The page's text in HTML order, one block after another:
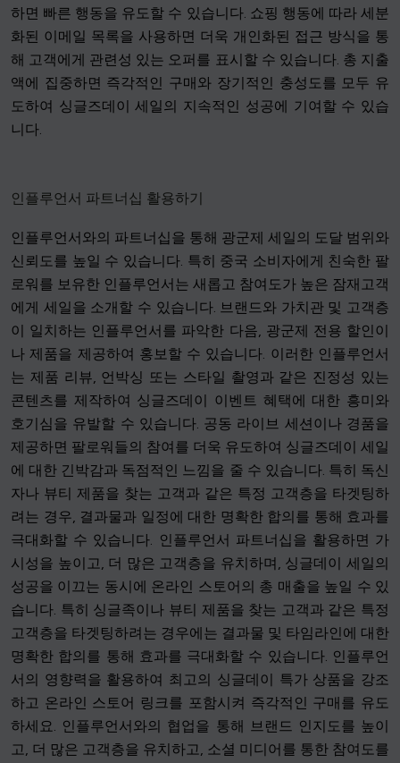
하면 빠른 행동을 유도할 수 있습니다. 쇼핑 행동에 따라 세분
화된 이메일 목록을 사용하면 더욱 개인화된 접근 방식을 통
해 고객에게 관련성 있는 오퍼를 표시할 수 있습니다. 총 지출
액에 집중하면 즉각적인 구매와 장기적인 충성도를 모두 유
도하여 싱글즈데이 세일의 지속적인 성공에 기여할 수 있습
니다.
인플루언서 파트너십 활용하기
인플루언서와의 파트너십을 통해 광군제 세일의 도달 범위와
신뢰도를 높일 수 있습니다. 특히 중국 소비자에게 친숙한 팔
로워를 보유한 인플루언서는 새롭고 참여도가 높은 잠재고객
에게 세일을 소개할 수 있습니다. 브랜드와 가치관 및 고객층
이 일치하는 인플루언서를 파악한 다음, 광군제 전용 할인이
나 제품을 제공하여 홍보할 수 있습니다. 이러한 인플루언서
는 제품 리뷰, 언박싱 또는 스타일 촬영과 같은 진정성 있는
콘텐츠를 제작하여 싱글즈데이 이벤트 혜택에 대한 흥미와
호기심을 유발할 수 있습니다. 공동 라이브 세션이나 경품을
제공하면 팔로워들의 참여를 더욱 유도하여 싱글즈데이 세일
에 대한 긴박감과 독점적인 느낌을 줄 수 있습니다. 특히 독신
자나 뷰티 제품을 찾는 고객과 같은 특정 고객층을 타겟팅하
려는 경우, 결과물과 일정에 대한 명확한 합의를 통해 효과를
극대화할 수 있습니다. 인플루언서 파트너십을 활용하면 가
시성을 높이고, 더 많은 고객층을 유치하며, 싱글데이 세일의
성공을 이끄는 동시에 온라인 스토어의 총 매출을 높일 수 있
습니다. 특히 싱글족이나 뷰티 제품을 찾는 고객과 같은 특정
고객층을 타겟팅하려는 경우에는 결과물 및 타임라인에 대한
명확한 합의를 통해 효과를 극대화할 수 있습니다. 인플루언
서의 영향력을 활용하여 최고의 싱글데이 특가 상품을 강조
하고 온라인 스토어 링크를 포함시켜 즉각적인 구매를 유도
하세요. 인플루언서와의 협업을 통해 브랜드 인지도를 높이
고, 더 많은 고객층을 유치하고, 소셜 미디어를 통한 참여도를